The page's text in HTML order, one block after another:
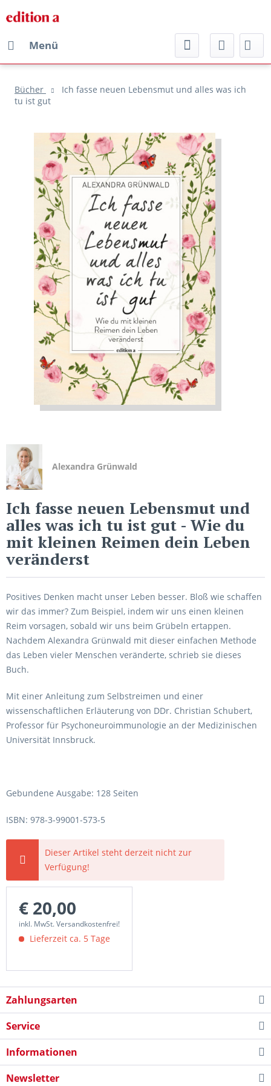
Menü
Bücher
Ich fasse neuen Lebensmut und alles was ich
tu ist gut
Alexandra Grünwald
Ich fasse neuen Lebensmut und
alles was ich tu ist gut - Wie du
mit kleinen Reimen dein Leben
veränderst
Positives Denken macht unser Leben besser. Bloß wie schaffen
wir das immer? Zum Beispiel, indem wir uns einen kleinen
Reim vorsagen, sobald wir uns beim Grübeln ertappen.
Nachdem Alexandra Grünwald mit dieser einfachen Methode
das Leben vieler Menschen veränderte, schrieb sie dieses
Buch.
Mit einer Anleitung zum Selbstreimen und einer
wissenschaftlichen Erläuterung von DDr. Christian Schubert,
Professor für Psychoneuroimmunologie an der Medizinischen
Universität Innsbruck.
Gebundene Ausgabe: 128 Seiten
ISBN: 978-3-99001-573-5
Dieser Artikel steht derzeit nicht zur
Verfügung!
€ 20,00
inkl. MwSt. Versandkostenfrei!
Lieferzeit ca. 5 Tage
Zahlungsarten
Service
Informationen
Newsletter